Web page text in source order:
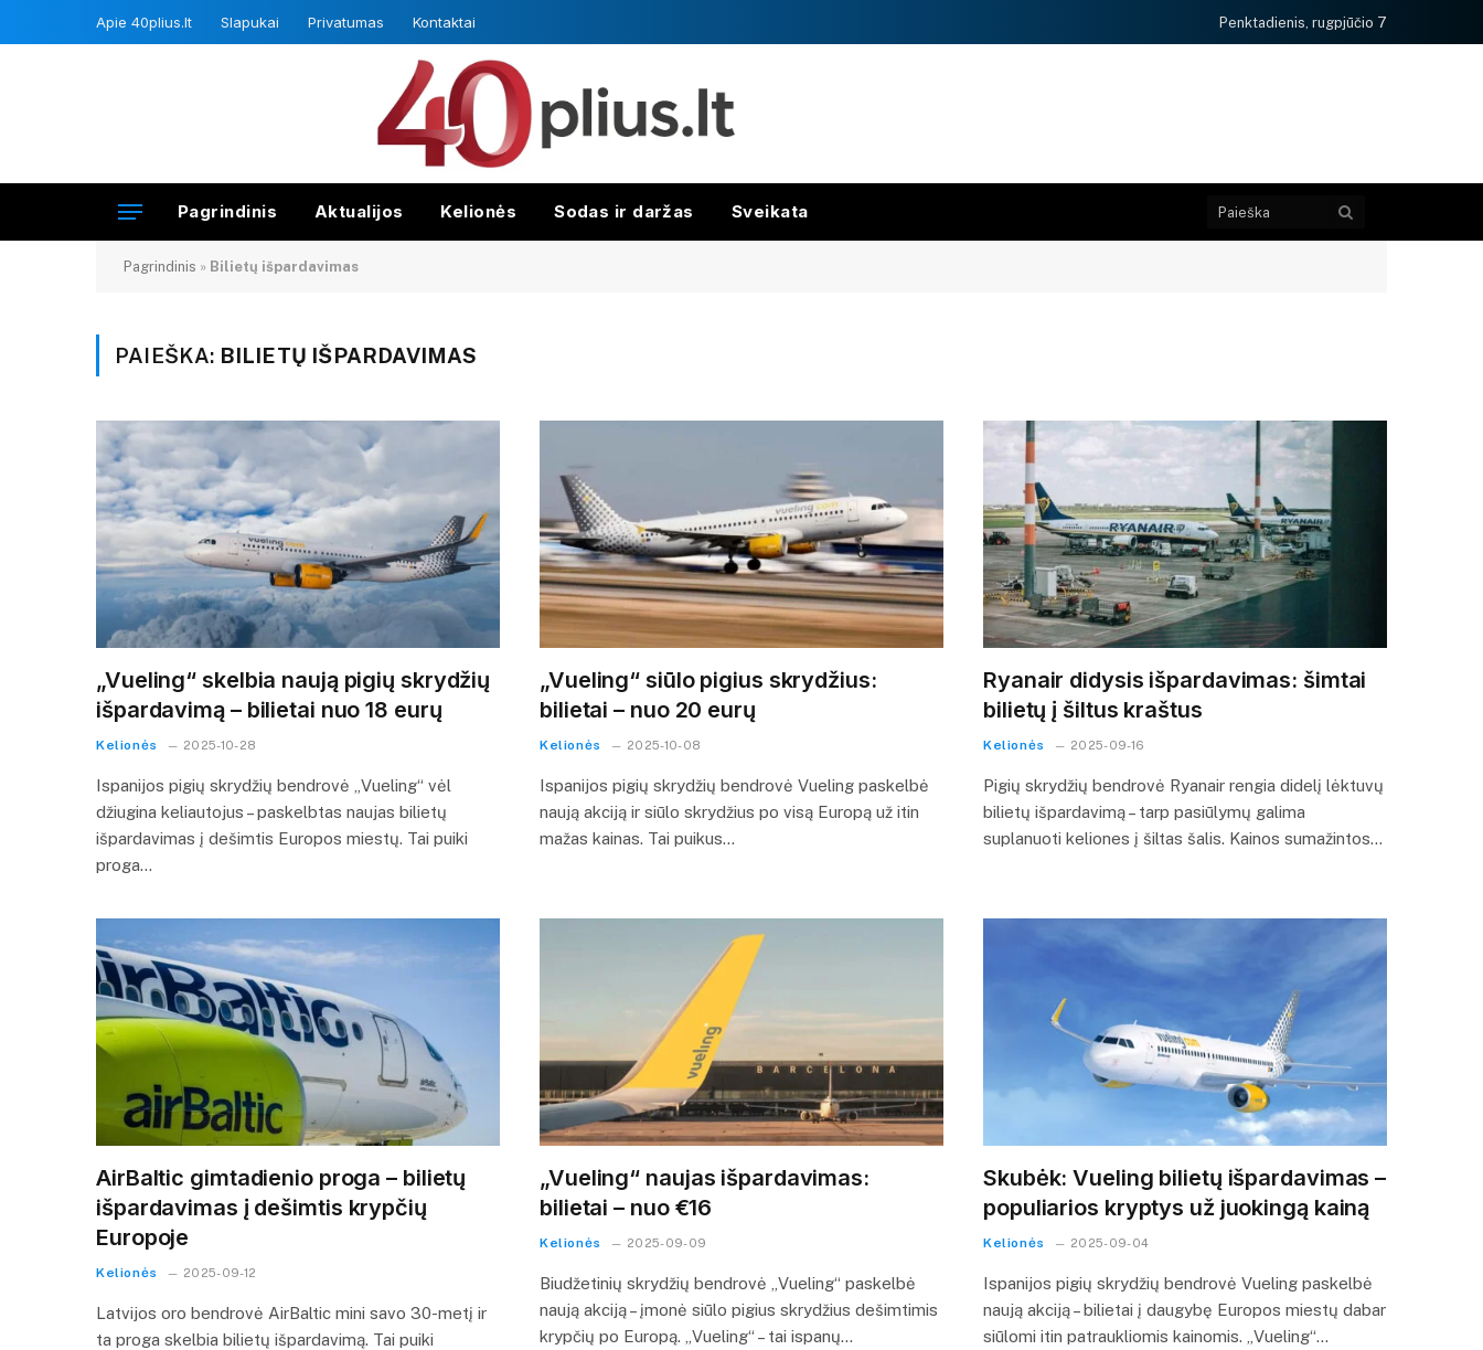
Apie 40plius.lt Slapukai Privatumas Kontaktai Penktadienis, rugpjūčio 7
Pagrindinis Aktualijos Kelionės Sodas ir daržas Sveikata
Pagrindinis » Bilietų išpardavimas
PAIEŠKA: BILIETŲ IŠPARDAVIMAS
„Vueling“ skelbia naują pigių skrydžių
išpardavimą – bilietai nuo 18 eurų
Kelionės 2025-10-28
Ispanijos pigių skrydžių bendrovė „Vueling“ vėl
džiugina keliautojus – paskelbtas naujas bilietų
išpardavimas į dešimtis Europos miestų. Tai puiki
proga…
„Vueling“ siūlo pigius skrydžius:
bilietai – nuo 20 eurų
Kelionės 2025-10-08
Ispanijos pigių skrydžių bendrovė Vueling paskelbė
naują akciją ir siūlo skrydžius po visą Europą už itin
mažas kainas. Tai puikus…
Ryanair didysis išpardavimas: šimtai
bilietų į šiltus kraštus
Kelionės 2025-09-16
Pigių skrydžių bendrovė Ryanair rengia didelį lėktuvų
bilietų išpardavimą – tarp pasiūlymų galima
suplanuoti keliones į šiltas šalis. Kainos sumažintos…
AirBaltic gimtadienio proga – bilietų
išpardavimas į dešimtis krypčių
Europoje
Kelionės 2025-09-12
Latvijos oro bendrovė AirBaltic mini savo 30-metį ir
ta proga skelbia bilietų išpardavimą. Tai puiki
„Vueling“ naujas išpardavimas:
bilietai – nuo €16
Kelionės 2025-09-09
Biudžetinių skrydžių bendrovė „Vueling“ paskelbė
naują akciją – įmonė siūlo pigius skrydžius dešimtimis
krypčių po Europą. „Vueling“ – tai ispanų…
Skubėk: Vueling bilietų išpardavimas –
populiarios kryptys už juokingą kainą
Kelionės 2025-09-04
Ispanijos pigių skrydžių bendrovė Vueling paskelbė
naują akciją – bilietai į daugybę Europos miestų dabar
siūlomi itin patraukliomis kainomis. „Vueling“…